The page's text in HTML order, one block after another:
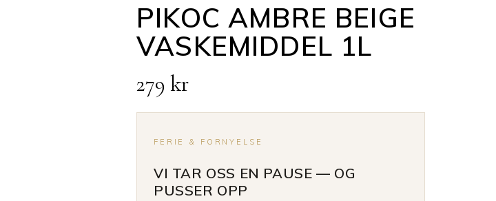
PIKOC AMBRE BEIGE
VASKEMIDDEL 1L
279 kr
FERIE & FORNYELSE
VI TAR OSS EN PAUSE — OG
PUSSER OPP